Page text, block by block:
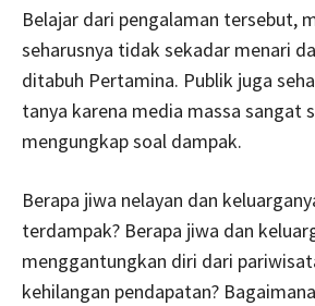
Belajar dari pengalaman tersebut,
seharusnya tidak sekadar menari
ditabuh Pertamina. Publik juga
tanya karena media massa sangat
mengungkap soal dampak.
Berapa jiwa nelayan dan
terdampak? Berapa jiwa dan
menggantungkan diri dari
kehilangan pendapatan?